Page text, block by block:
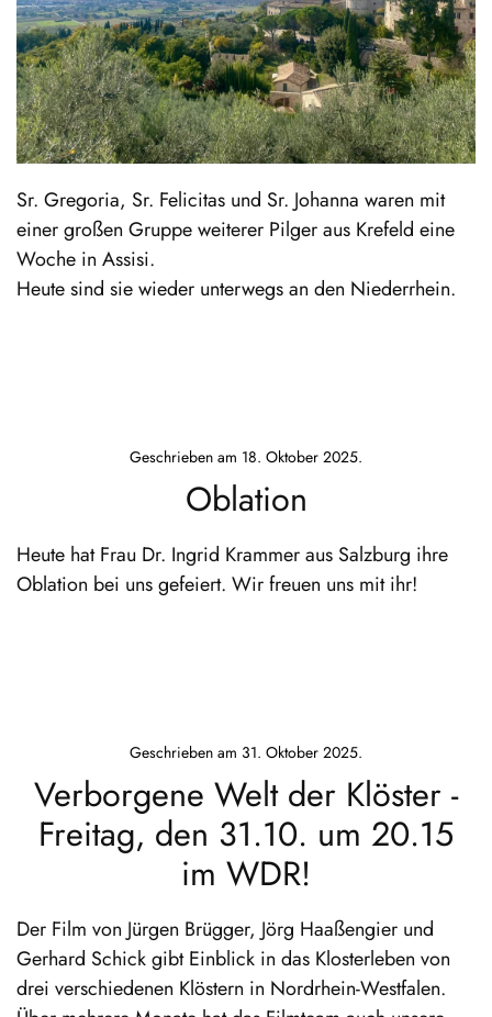
Sr. Gregoria, Sr. Felicitas und Sr. Johanna waren mit
einer großen Gruppe weiterer Pilger aus Krefeld eine
Woche in Assisi.
Heute sind sie wieder unterwegs an den Niederrhein.
Geschrieben am 18. Oktober 2025.
Oblation
Heute hat Frau Dr. Ingrid Krammer aus Salzburg ihre
Oblation bei uns gefeiert. Wir freuen uns mit ihr!
Geschrieben am 31. Oktober 2025.
Verborgene Welt der Klöster -
Freitag, den 31.10. um 20.15
im WDR!
Der Film von Jürgen Brügger, Jörg Haaßengier und
Gerhard Schick gibt Einblick in das Klosterleben von
drei verschiedenen Klöstern in Nordrhein-Westfalen.